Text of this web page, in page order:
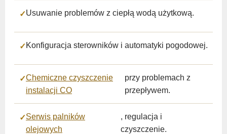
Usuwanie problemów z ciepłą wodą użytkową.
Konfiguracja sterowników i automatyki pogodowej.
Chemiczne czyszczenie
instalacji CO
przy problemach z
przepływem.
Serwis palników
olejowych
, regulacja i
czyszczenie.